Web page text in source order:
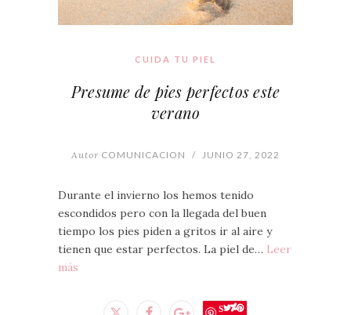
CUIDA TU PIEL
Presume de pies perfectos este
verano
Autor COMUNICACION / JUNIO 27, 2022
Durante el invierno los hemos tenido
escondidos pero con la llegada del buen
tiempo los pies piden a gritos ir al aire y
tienen que estar perfectos. La piel de… Leer
más
Save